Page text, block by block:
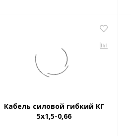
Кабель силовой гибкий КГ
5x1,5-0,66